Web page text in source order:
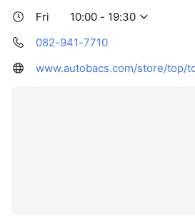
Fri
10:00 - 19:30
082-941-7710
www.autobacs.com/store/top/